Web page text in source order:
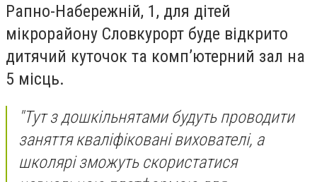
Рапно-Набережній, 1, для дітей
мікрорайону Словкурорт буде відкрито
дитячий куточок та комп’ютерний зал на
5 місць.
"Тут з дошкільнятами будуть проводити
заняття кваліфіковані вихователі, а
школярі зможуть скористатися